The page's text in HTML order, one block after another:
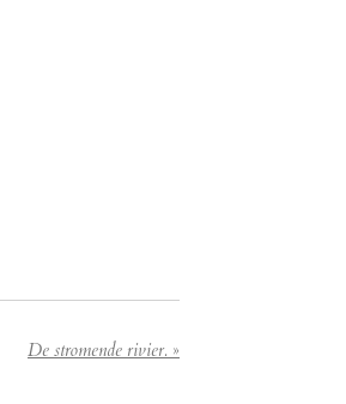
De stromende rivier. »